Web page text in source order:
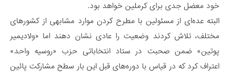
خود معضل جدی برای کرملین خواهد بود.
البته عده‌ای از مسئولین با مطرح کردن موارد مشابهی از کشورهای
مختلف، تلاش کردند وضعیت را عادی نشان دهند اما «ولادیمیر
پوتین» ضمن صحبت در ستاد انتخاباتی حزب «روسیه واحد»
اعتراف کرد که در قیاس با دوره‌های قبل این بار سطح مشارکت پائین